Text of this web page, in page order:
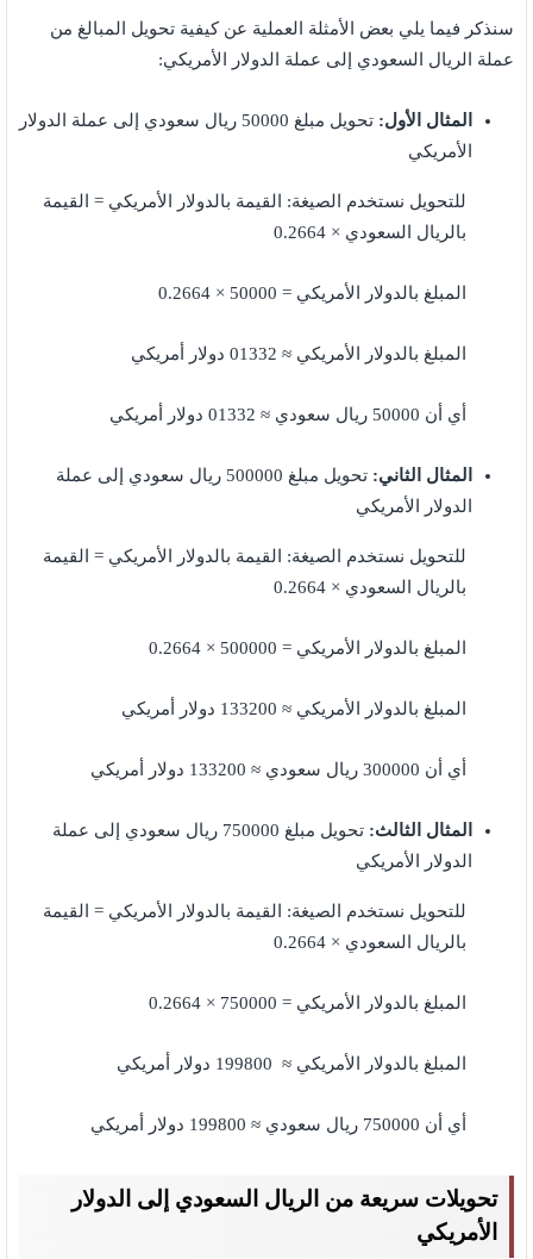
سنذكر فيما يلي بعض الأمثلة العملية عن كيفية تحويل المبالغ من
عملة الريال السعودي إلى عملة الدولار الأمريكي:
المثال الأول:
تحويل مبلغ 50000 ريال سعودي إلى عملة الدولار
الأمريكي
للتحويل نستخدم الصيغة: القيمة بالدولار الأمريكي = القيمة
بالريال السعودي × 0.2664
المبلغ بالدولار الأمريكي = 50000 × 0.2664
المبلغ بالدولار الأمريكي ≈ 01332 دولار أمريكي
أي أن 50000 ريال سعودي ≈ 01332 دولار أمريكي
المثال الثاني:
تحويل مبلغ 500000 ريال سعودي إلى عملة
الدولار الأمريكي
للتحويل نستخدم الصيغة: القيمة بالدولار الأمريكي = القيمة
بالريال السعودي × 0.2664
المبلغ بالدولار الأمريكي = 500000 × 0.2664
المبلغ بالدولار الأمريكي ≈ 133200 دولار أمريكي
أي أن 300000 ريال سعودي ≈ 133200 دولار أمريكي
المثال الثالث:
تحويل مبلغ 750000 ريال سعودي إلى عملة
الدولار الأمريكي
للتحويل نستخدم الصيغة: القيمة بالدولار الأمريكي = القيمة
بالريال السعودي × 0.2664
المبلغ بالدولار الأمريكي = 750000 × 0.2664
المبلغ بالدولار الأمريكي ≈ 199800 دولار أمريكي
أي أن 750000 ريال سعودي ≈ 199800 دولار أمريكي
تحويلات سريعة من الريال السعودي إلى الدولار
الأمريكي